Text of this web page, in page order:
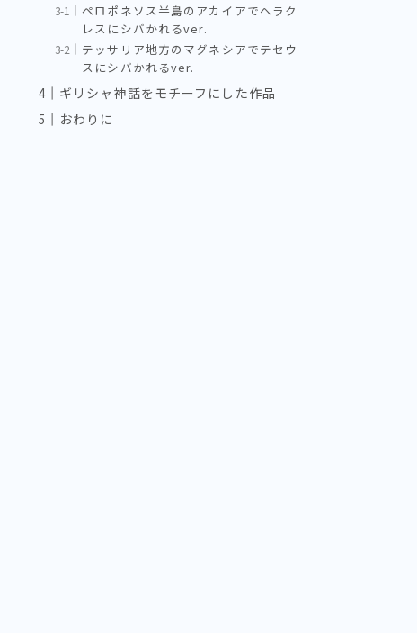
ペロポネソス半島のアカイアでヘラク
レスにシバかれるver.
テッサリア地方のマグネシアでテセウ
スにシバかれるver.
ギリシャ神話をモチーフにした作品
おわりに